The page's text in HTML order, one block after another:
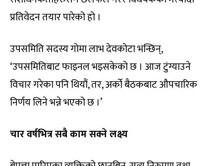
प्रतिवेदन तयार पारेको हो ।
उपसमिति सदस्य गोमा लाभ देवकोटा भन्छिन्,
‘उपसमितिबाट फाइनल भइसकेको छ । आज टुंग्याउने
विचार गरेका पनि थियौं, तर, अर्को बैठकबाट औपचारिक
निर्णय लिने भन्ने भएको छ ।’
चार वर्षभित्र सबै काम सक्ने लक्ष्य